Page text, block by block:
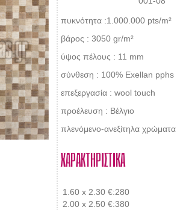
πυκνότητα :1.000.000 pts/m²
βάρος : 3050 gr/m²
ύψος πέλους : 11 mm
σύνθεση : 100% Exellan pphs
επεξεργασία : wool touch
προέλευση : Bέλγιο
πλενόμενο-ανεξίτηλα χρώματα
ΧΑΡΑΚΤΗΡΙΣΤΙΚΑ
1.60 x 2.30 €:280
2.00 x 2.50 €:380